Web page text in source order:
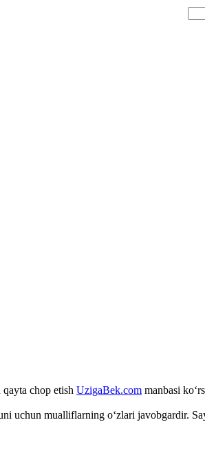
chop etish UzigaBek.com manbasi
uchun mualliflarning o‘zlari javobgardir.